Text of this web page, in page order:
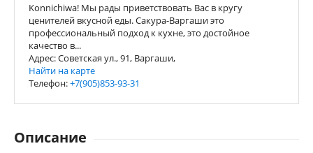
Konnichiwa! Мы рады приветствовать Вас в кругу
ценителей вкусной еды. Сакура-Варгаши это
профессиональный подход к кухне, это достойное
качество в...
Адрес: Советская ул., 91, Варгаши,
Найти на карте
Телефон:+7(905)853-93-31
Описание